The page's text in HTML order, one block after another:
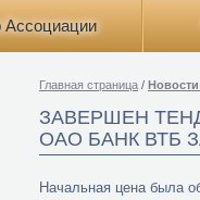
Ассоциации
Главная страница /
ЗАВЕРШЕН
ОАО БАНК ВТБ
Начальная цена была